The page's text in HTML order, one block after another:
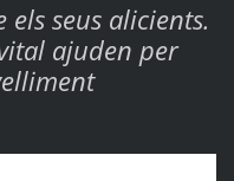
seus alicients.
ajuden per